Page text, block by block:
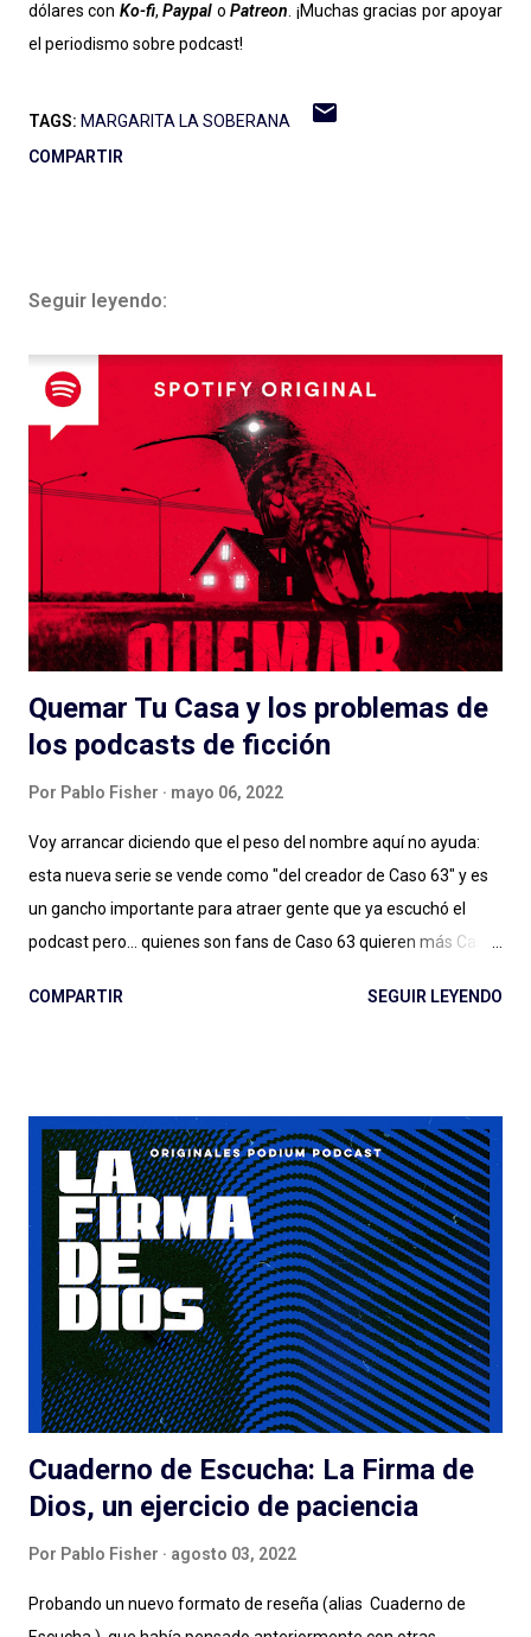
dólares con Ko-fi,Paypal oPatreon. ¡Muchas gracias por apoyar
el periodismo sobre podcast!
TAGS: MARGARITA LA SOBERANA
COMPARTIR
Seguir leyendo:
Quemar Tu Casa y los problemas de
los podcasts de ficción
Por Pablo Fisher mayo 06, 2022
Voy arrancar diciendo que el peso del nombre aquí no ayuda:
esta nueva serie se vende como "del creador de Caso 63" y es
un gancho importante para atraer gente que ya escuchó el
podcast pero... quienes son fans de Caso 63 quieren más Caso
ese lugar en el que vamos a seguir a creadores de podcasts de
tener o no éxito con las audiencias (después debatamos qué es
el éxito para un podcast de ficción) a pesar de/gracias a los
esfuerzos de Spotify: el lanzamiento, la presencia en la
aplicación, la muy atractiva portada, el genial título pueden ser
suficientes o no para disparar montones de escuchas iniciales
de una serie que... tarda en arrancar. La pasé bien escuchando
los episodios entre el tercero/cuarto y el octavo/noveno pero
e...
COMPARTIR SEGUIR LEYENDO
Cuaderno de Escucha: La Firma de
Dios, un ejercicio de paciencia
Por Pablo Fisher agosto 03, 2022
Probando un nuevo formato de reseña (alias Cuaderno de